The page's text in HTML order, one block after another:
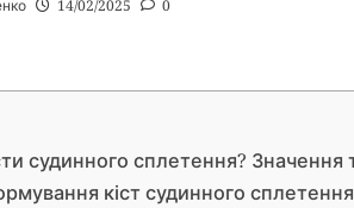
14/02/2025 0
судинного сплетення? Значення
кіст судинного